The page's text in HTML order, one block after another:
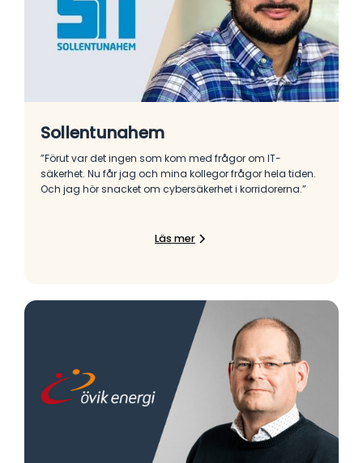
Sollentunahem
”Förut var det ingen som kom med frågor om IT-
säkerhet. Nu får jag och mina kollegor frågor hela tiden.
Och jag hör snacket om cybersäkerhet i korridorerna.”
Läs mer